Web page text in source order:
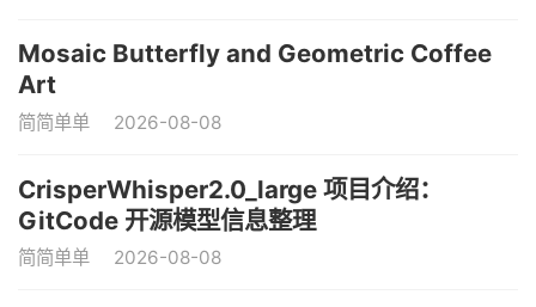
Mosaic Butterfly and Geometric Coffee
Art
简简单单 2026-08-08
CrisperWhisper2.0_large 项目介绍：
GitCode 开源模型信息整理
简简单单 2026-08-08